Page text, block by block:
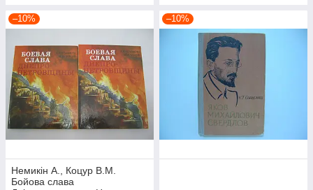
–10%
Немикін А., Коцур В.М.
Бойова слава
–10%